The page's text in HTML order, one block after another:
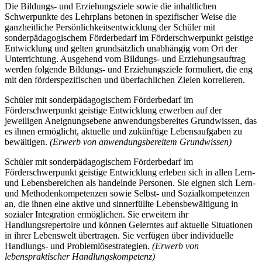
Die Bildungs- und Erziehungsziele sowie die inhaltlichen
Schwerpunkte des Lehrplans betonen in spezifischer Weise die
ganzheitliche Persönlichkeitsentwicklung der Schüler mit
sonderpädagogischem Förderbedarf im Förderschwerpunkt geistige
Entwicklung und gelten grundsätzlich unabhängig vom Ort der
Unterrichtung. Ausgehend vom Bildungs- und Erziehungsauftrag
werden folgende Bildungs- und Erziehungsziele formuliert, die eng
mit den förderspezifischen und überfachlichen Zielen korrelieren.
Schüler mit sonderpädagogischem Förderbedarf im
Förderschwerpunkt geistige Entwicklung erwerben auf der
jeweiligen Aneignungsebene anwendungsbereites Grundwissen, das
es ihnen ermöglicht, aktuelle und zukünftige Lebensaufgaben zu
bewältigen. (Erwerb von anwendungsbereitem Grundwissen)
Schüler mit sonderpädagogischem Förderbedarf im
Förderschwerpunkt geistige Entwicklung erleben sich in allen Lern-
und Lebensbereichen als handelnde Personen. Sie eignen sich Lern-
und Methodenkompetenzen sowie Selbst- und Sozialkompetenzen
an, die ihnen eine aktive und sinnerfüllte Lebensbewältigung in
sozialer Integration ermöglichen. Sie erweitern ihr
Handlungsrepertoire und können Gelerntes auf aktuelle Situationen
in ihrer Lebenswelt übertragen. Sie verfügen über individuelle
Handlungs- und Problemlösestrategien. (Erwerb von
lebenspraktischer Handlungskompetenz)